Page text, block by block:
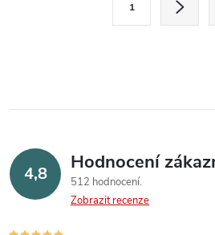
í
p
k
v
á
n
1
4,8 Hodnocení
512 hodnocení
Zobrazit recenze